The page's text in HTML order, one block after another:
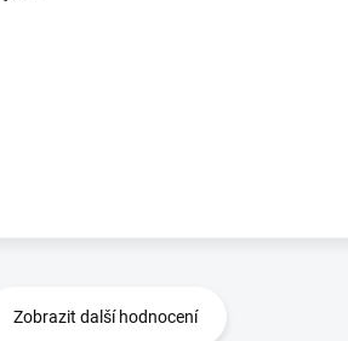
Zobrazit další hodnocení